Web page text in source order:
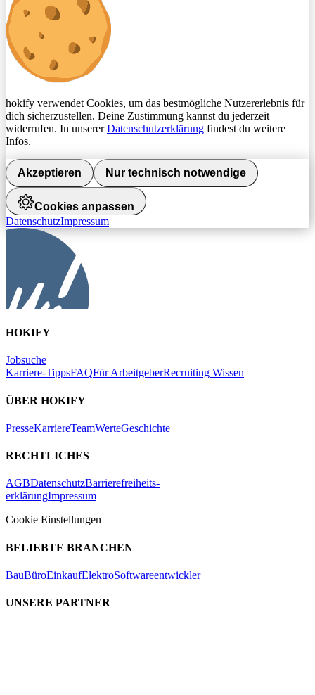
hokify verwendet Cookies, um das bestmögliche Nutzererlebnis für
dich sicherzustellen. Deine Zustimmung kannst du jederzeit
widerrufen. In unsererDatenschutzerklärung findest du weitere
Infos.
Akzeptieren Nur technisch notwendige
Cookies anpassen
DatenschutzImpressum
HOKIFY
Jobsuche
Karriere-TippsFAQFür ArbeitgeberRecruiting Wissen
ÜBER HOKIFY
PresseKarriereTeamWerteGeschichte
RECHTLICHES
AGBDatenschutzBarrierefreiheits-
erklärungImpressum
Cookie Einstellungen
BELIEBTE BRANCHEN
BauBüroEinkaufElektroSoftwareentwickler
UNSERE PARTNER